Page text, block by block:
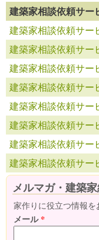
建築家相談依頼サー
建築家相談依頼サー
建築家相談依頼サー
建築家相談依頼サー
建築家相談依頼サー
建築家相談依頼サー
建築家相談依頼サー
建築家相談依頼サー
建築家相談依頼サー
メルマガ・建築
家作りに役立つ情報を
メール*